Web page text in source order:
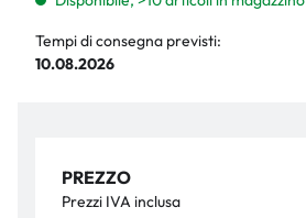
Tempi di consegna previsti:
10.08.2026
PREZZO
Prezzi IVA inclusa